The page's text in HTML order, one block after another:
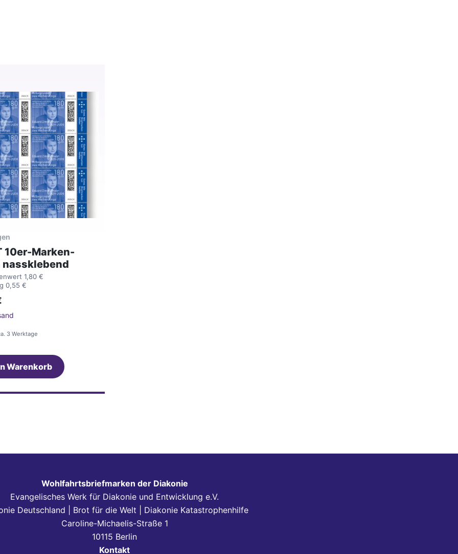
10er-Marken-
nassklebend
1,80 €
0,55 €
3 Werktage
Warenkorb
Wohlfahrtsbriefmarken der Diakonie
Evangelisches Werk für Diakonie und Entwicklung e.V.
Deutschland | Brot für die Welt | Diakonie Katastrophenhilfe
Caroline-Michaelis-Straße 1
10115 Berlin
Kontakt